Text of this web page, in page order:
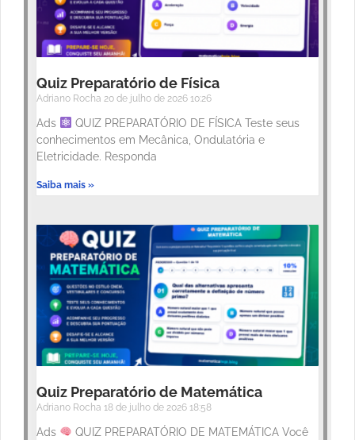
Quiz Preparatório de Física
Adriano Rocha 20 de julho de 2026 10:26
Ads
QUIZ PREPARATÓRIO DE FÍSICA Teste seus
conhecimentos em Mecânica, Ondulatória e
Eletricidade. Responda
Saiba mais »
Quiz Preparatório de Matemática
Adriano Rocha 18 de julho de 2026 18:58
Ads
QUIZ PREPARATÓRIO DE MATEMÁTICA Você